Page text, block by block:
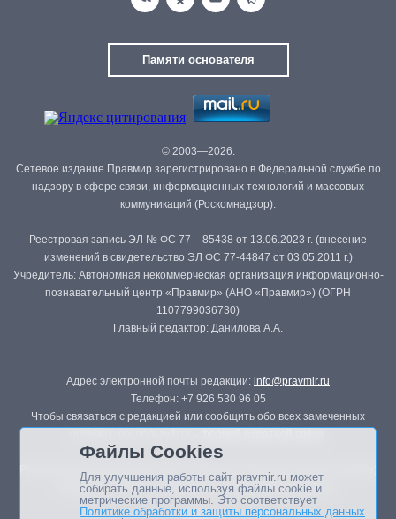
Памяти основателя
© 2003—2026.
Сетевое издание Правмир зарегистрировано в Федеральной службе по
надзору в сфере связи, информационных технологий и массовых
коммуникаций (Роскомнадзор).
Реестровая запись ЭЛ № ФС 77 – 85438 от 13.06.2023 г. (внесение
изменений в свидетельство ЭЛ ФС 77-44847 от 03.05.2011 г.)
Учредитель: Автономная некоммерческая организация информационно-
познавательный центр «Правмир» (АНО «Правмир») (ОГРН
1107799036730)
Главный редактор: Данилова А.А.
Адрес электронной почты редакции: info@pravmir.ru
Телефон: +7 926 530 96 05
Чтобы связаться с редакцией или сообщить обо всех замеченных
Републикация материалов сайта в печатных изданиях (книгах, прессе)
возможна только с письменного разрешения редакции.
Файлы Cookies
Для улучшения работы сайт pravmir.ru может
собирать данные, используя файлы cookie и
метрические программы. Это соответствует
Политике обработки и защиты персональных данных